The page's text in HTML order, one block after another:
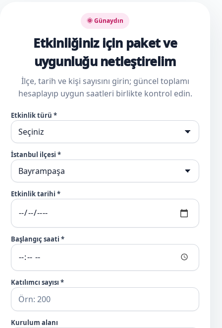
🌞 Günaydın
Etkinliğiniz için paket ve
uygunluğu netleştirelim
İlçe, tarih ve kişi sayısını girin; güncel toplamı
hesaplayıp uygun saatleri birlikte kontrol edin.
Etkinlik türü *
İstanbul ilçesi *
Etkinlik tarihi *
Başlangıç saati *
Katılımcı sayısı *
Kurulum alanı